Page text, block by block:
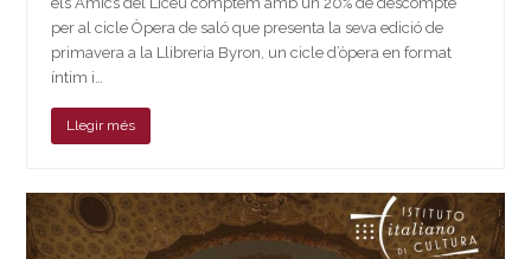
per al cicle Òpera de saló que presenta la seva edició de
primavera a la Llibreria Byron, un cicle d’òpera en format
íntim i…
Llegir més